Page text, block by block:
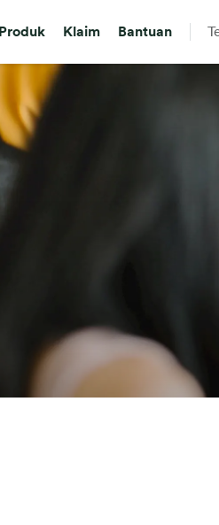
Produk Klaim Bantuan